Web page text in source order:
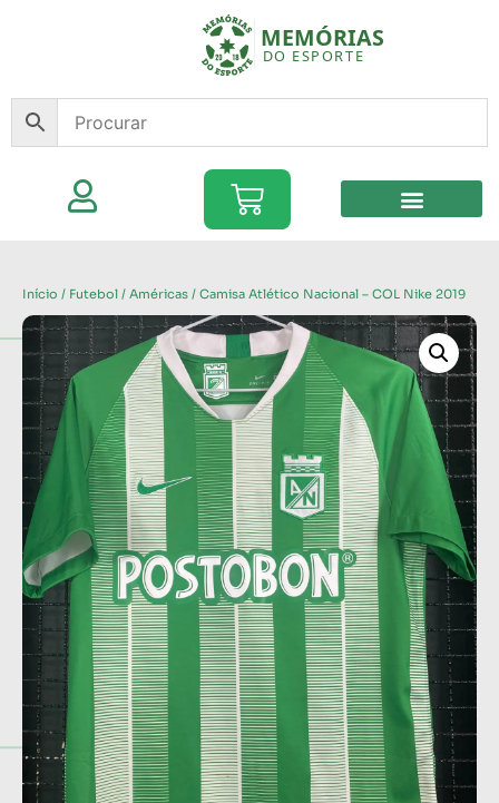
Início / Futebol / Américas / Camisa Atlético Nacional – COL Nike 2019